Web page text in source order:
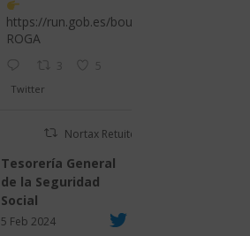
https://run.gob.es/bouPROR
ROGA
3 5
Twitter
Nortax Retuiteado
Tesorería General
de la Seguridad
Social
5 Feb 2024